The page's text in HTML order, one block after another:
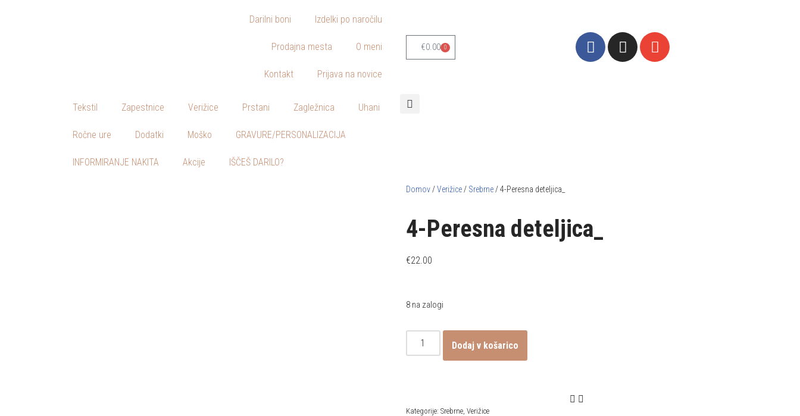
Darilni boni Izdelki po naročilu
Prodajna mesta O meni
Kontakt Prijava na novice
€0.00 0
Tekstil Zapestnice Verižice Prstani Zagležnica Uhani
Ročne ure Dodatki Moško GRAVURE/PERSONALIZACIJA
INFORMIRANJE NAKITA Akcije IŠČEŠ DARILO?
Domov /Verižice / Srebrne / 4-Peresna deteljica_
4-Peresna deteljica_
€22.00
8 na zalogi
Dodaj v košarico
Kategorije: Srebrne, Verižice